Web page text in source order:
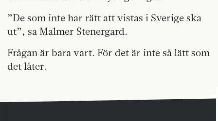
”De som inte har rätt att vistas i Sverige ska
ut”, sa Malmer Stenergard.
Frågan är bara vart. För det är inte så lätt som
det låter.